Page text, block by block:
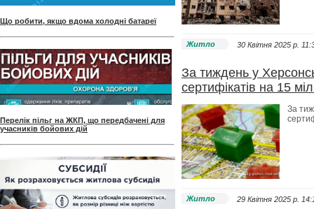
Що робити, якщо вдома холодні батареї
Перелік пільг на ЖКП, що передбачені для
учасників бойових дій
Житло 30 Квітня 2025 p.
За тиждень у
сертифікатів на 15
За
Житло 29 Квітня 2025 p.